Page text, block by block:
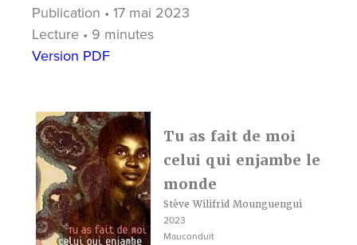
Publication • 17 mai 2023
Lecture • 9 minutes
Version PDF
Tu as fait de moi
celui qui enjambe le
monde
Stève Wilifrid Mounguengui
2023
Mauconduit